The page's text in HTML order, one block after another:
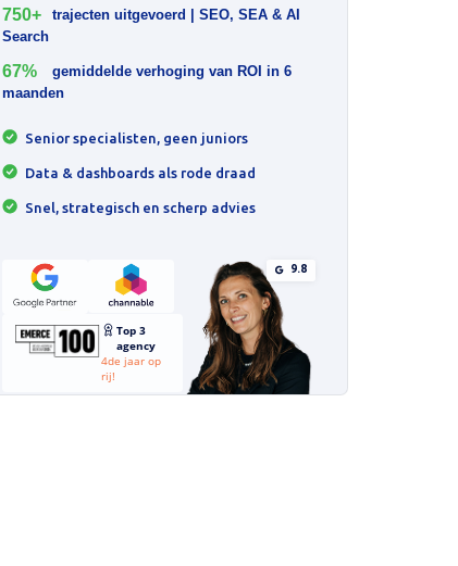
750+
trajecten uitgevoerd | SEO, SEA & AI
Search
67%
gemiddelde verhoging van ROI in 6
maanden
Senior specialisten, geen juniors
Data & dashboards als rode draad
Snel, strategisch en scherp advies
Top 3
agency
4de jaar op
rij!
9.8